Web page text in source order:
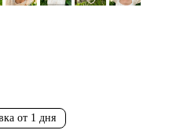
от 1 дня